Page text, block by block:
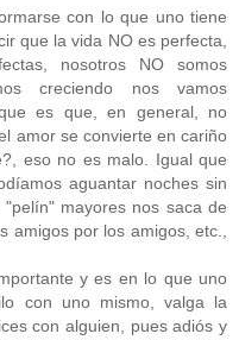
con lo que uno tiene
que la vida NO es perfecta,
nosotros NO somos
creciendo nos vamos
es que, en general, no
amor se convierte en cariño
eso no es malo. Igual que
aguantar noches sin
mayores nos saca de
amigos por los amigos, etc.,
y es en lo que uno
con uno mismo, valga la
con alguien, pues adiós y